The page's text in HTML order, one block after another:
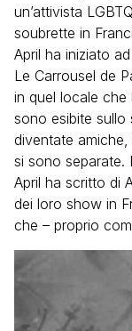
un’attivista
soubrette in
April ha iniziato
Le Carrousel de
in quel locale che
sono esibite
diventate
si sono separate.
April ha scritto di
dei loro show in
che – proprio